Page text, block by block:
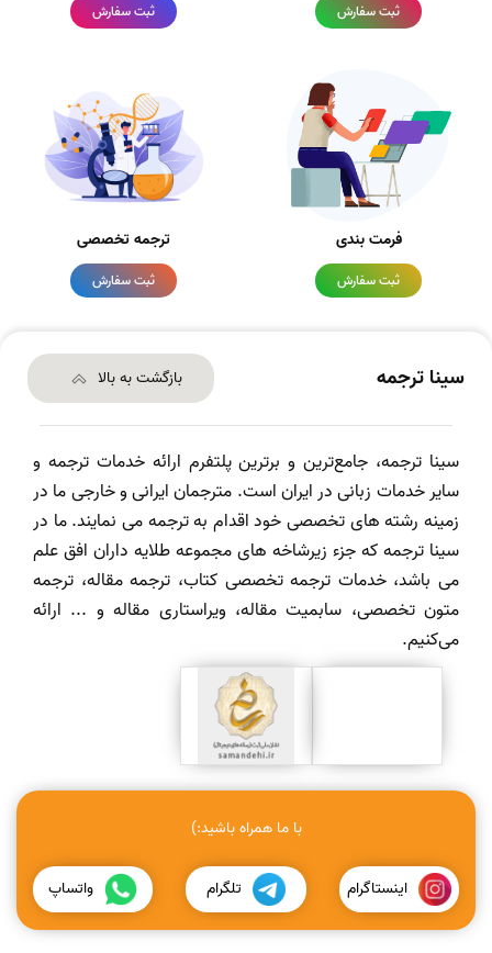
ثبت سفارش ثبت سفارش
فرمت بندی
ثبت سفارش
ترجمه تخصصی
ثبت سفارش
سینا ترجمه بازگشت به بالا
سینا ترجمه، جامع‌ترین و برترین پلتفرم ارائه خدمات ترجمه و
سایر خدمات زبانی در ایران است. مترجمان ایرانی و خارجی ما در
زمینه رشته های تخصصی خود اقدام به ترجمه می نمایند. ما در
سینا ترجمه که جزء زیرشاخه های مجموعه طلایه داران افق علم
می باشد، خدمات ترجمه تخصصی کتاب، ترجمه مقاله، ترجمه
متون تخصصی، سابمیت مقاله، ویراستاری مقاله و ... ارائه
می‌کنیم.
با ما همراه باشید:)
اینستاگرام تلگرام واتساپ